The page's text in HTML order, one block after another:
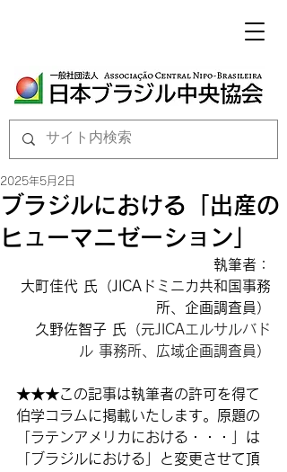
ブラジルにおける「出産の
ヒューマニゼーション」
2025年5月2日
執筆者：
大町佳代 氏（JICAドミニカ共和国事務
所、企画調査員）
久野佐智子 氏（元JICAエルサルバド
ル 事務所、広域企画調査員）
★★★この記事は執筆者の許可を得て
伯学コラムに掲載いたします。原題の
「ラテンアメリカにおける・・・」は
「ブラジルにおける」と変更させて頂